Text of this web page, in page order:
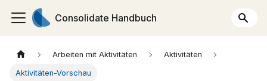
Consolidate Handbuch
Arbeiten mit Aktivitäten Aktivitäten
Aktivitäten-Vorschau